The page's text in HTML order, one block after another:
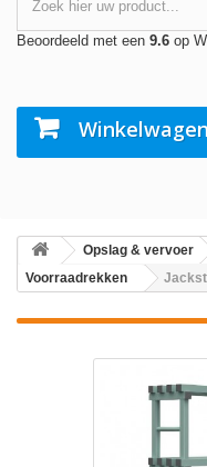
Beoordeeld met een 9.6 op
Opslag & vervoer
Voorraadrekken